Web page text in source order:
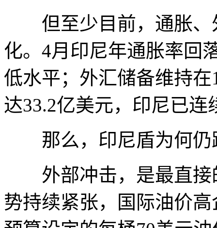
但至少目前，通胀、
化。4月印尼年通胀率回
低水平；外汇储备维持
达33.2亿美元，印尼已
那么，印尼盾为何仍
外部冲击，是最直接
势持续紧张，国际油价